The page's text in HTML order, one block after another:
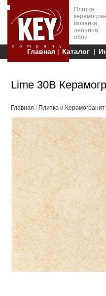
Плитка,
мозаика,
лепнина,
обои
Главная Каталог
Lime 30B
Главная / Плитка и Керамогранит